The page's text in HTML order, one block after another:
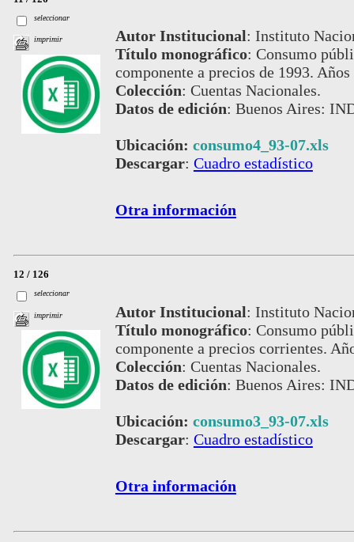
seleccionar
imprimir Autor Institucional: Instituto
Título monográfico: Consumo
componente a precios de 1993.
Colección: Cuentas Nacionales.
Datos de edición: Buenos Aires:
Ubicación: consumo4_93-07.xls
Descargar: Cuadro estadístico
Otra información
12 / 126
seleccionar
imprimir Autor Institucional: Instituto
Título monográfico: Consumo
componente a precios corrientes.
Colección: Cuentas Nacionales.
Datos de edición: Buenos Aires:
Ubicación: consumo3_93-07.xls
Descargar: Cuadro estadístico
Otra información